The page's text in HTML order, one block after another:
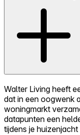
Walter Living heeft
dat in een oogwenk
woningmarkt
datapunten een
tijdens je huizenjacht